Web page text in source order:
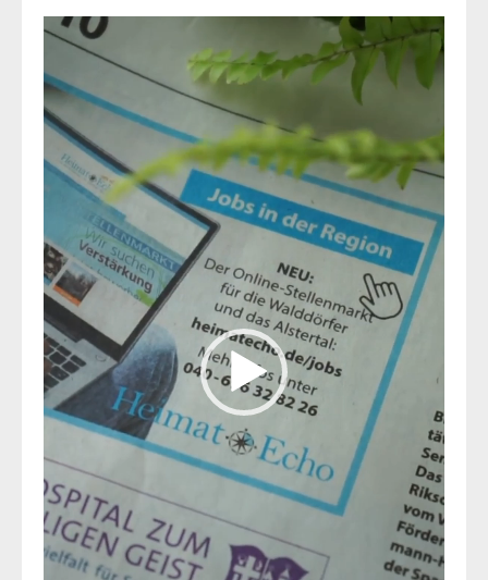
Player